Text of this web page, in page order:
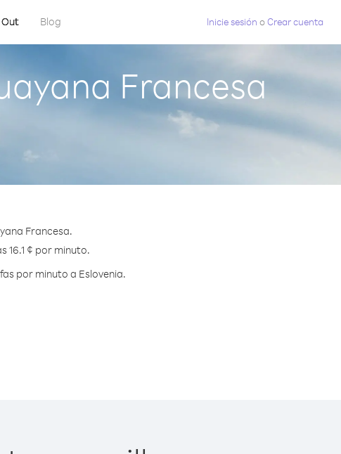
Blog Inicie sesión oCrear cuenta
Francesa
Francesa.
16.1 ¢ por minuto.
por minuto a Eslovenia.